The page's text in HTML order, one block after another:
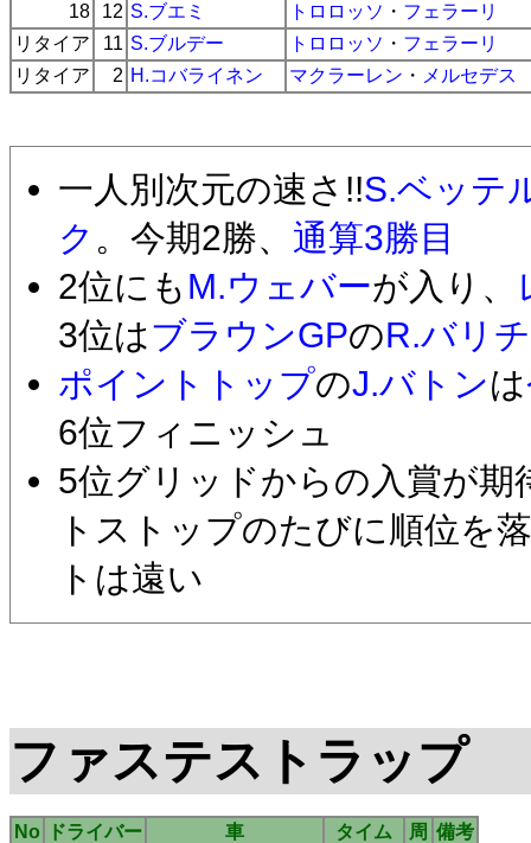
18
12 S.ブエミ トロロッソ ・ フェラーリ
リタイア
11 S.ブルデー トロロッソ ・ フェラーリ
リタイア
2 H.コバライネン マクラーレン ・ メルセデス
一人別次元の速さ!!S.ベッテ
ク 。今期2勝、 通算3勝目
2位にも M.ウェバーが入り、
3位はブラウンGPのR.バリ
ポイントトップのJ.バトンは
6位フィニッシュ
5位グリッドからの入賞が期
トストップのたびに順位を
トは遠い
ファステストラップ
No ドライバー 車 タイム 周 備考